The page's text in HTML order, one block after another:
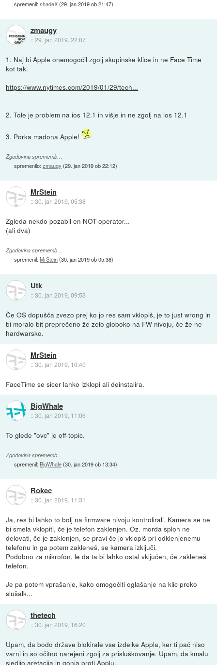
spremenil:shadeX(29. jan 2019 ob 21:47)
zmaugy
::29. jan 2019, 22:07
1. Naj bi Apple onemogočil zgolj skupinske klice in ne Face Time
kot tak.
https://www.nytimes.com/2019/01/29/tech...
2. Tole je problem na ios 12.1 in višje in ne zgolj na ios 12.1
3. Porka madona Apple!
Zgodovina sprememb…
spremenilo:zmaugy (29. jan 2019 ob 22:12)
MrStein
::30. jan 2019, 05:38
Zgleda nekdo pozabil en NOT operator...
(ali dva)
Zgodovina sprememb…
spremenil:MrStein(30. jan 2019 ob 05:38)
Utk
::30. jan 2019, 09:53
Če OS dopušča zvezo prej ko jo res sam vklopiš, je to just wrong in
bi moralo bit preprečeno že zelo globoko na FW nivoju, če že ne
hardwarsko.
MrStein
::30. jan 2019, 10:40
FaceTime se sicer lahko izklopi ali deinstalira.
BigWhale
::30. jan 2019, 11:06
To glede "ovc" je off-topic.
Zgodovina sprememb…
spremenil: BigWhale(30. jan 2019 ob 13:34)
Rokec
::30. jan 2019, 11:31
Ja, res bi lahko to bolj na firmware nivoju kontrolirali. Kamera se ne
bi smela vklopiti, če je telefon zaklenjen. Oz. morda sploh ne
delovati, če je zaklenjen, se pravi če jo vklopiš pri odklenjenemu
telefonu in ga potem zakleneš, se kamera izključi.
Podobno za mikrofon, le da ta bi lahko ostal vključen, če zakleneš
telefon.
Je pa potem vprašanje, kako omogočiti oglašanje na klic preko
slušalk...
thetech
::30. jan 2019, 16:20
Upam, da bodo države blokirale vse izdelke Appla, ker ti pač niso
varni in so očitno narejeni zgolj za prisluškovanje. Upam, da kmalu
sledijo aretacija in gonja proti Applu..